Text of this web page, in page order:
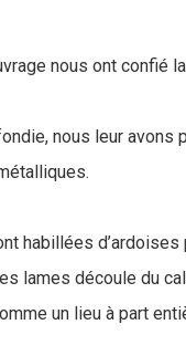
nous ont
nous leur
habillées
lames découle du
un lieu à part